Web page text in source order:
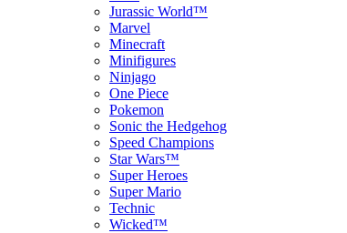
Jurassic World™
Marvel
Minecraft
Minifigures
Ninjago
One Piece
Pokemon
Sonic the Hedgehog
Speed Champions
Star Wars™
Super Heroes
Super Mario
Technic
Wicked™